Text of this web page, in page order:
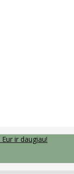
ir daugiau!